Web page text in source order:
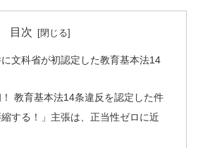
目次
文科省が初認定した教育基本法14
教育基本法14条違反を認定した件
縮する！」主張は、正当性ゼロに近